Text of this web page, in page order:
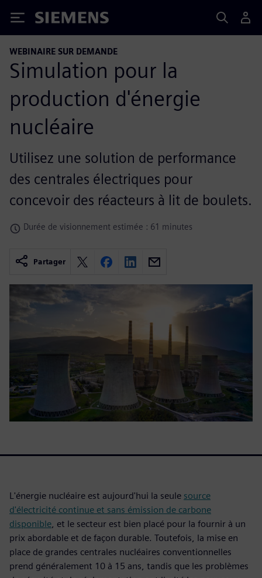
Siemens
WEBINAIRE SUR DEMANDE
Simulation pour la
production d'énergie
nucléaire
Utilisez une solution de performance
des centrales électriques pour
concevoir des réacteurs à lit de boulets.
Durée de visionnement estimée : 61 minutes
Partager
L'énergie nucléaire est aujourd'hui la seule source
d'électricité continue et sans émission de carbone
disponible, et le secteur est bien placé pour la fournir à un
prix abordable et de façon durable. Toutefois, la mise en
place de grandes centrales nucléaires conventionnelles
prend généralement 10 à 15 ans, tandis que les problèmes